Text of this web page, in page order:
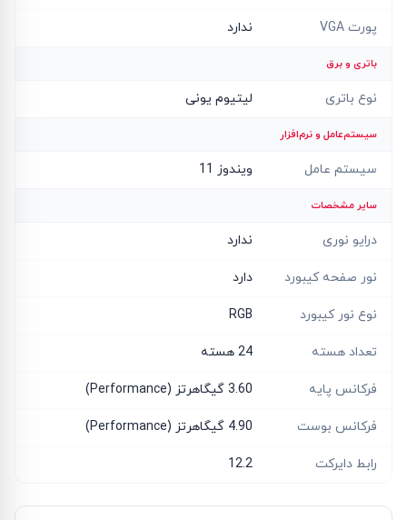
پورت VGA ندارد
باتری و برق
نوع باتری لیتیوم یونی
سیستم‌عامل و نرم‌افزار
سیستم عامل ویندوز 11
سایر مشخصات
درایو نوری ندارد
نور صفحه کیبورد دارد
نوع نور کیبورد RGB
تعداد هسته 24 هسته
فرکانس پایه 3.60 گیگاهرتز (Performance)
فرکانس بوست 4.90 گیگاهرتز (Performance)
رابط دایرکت 12.2